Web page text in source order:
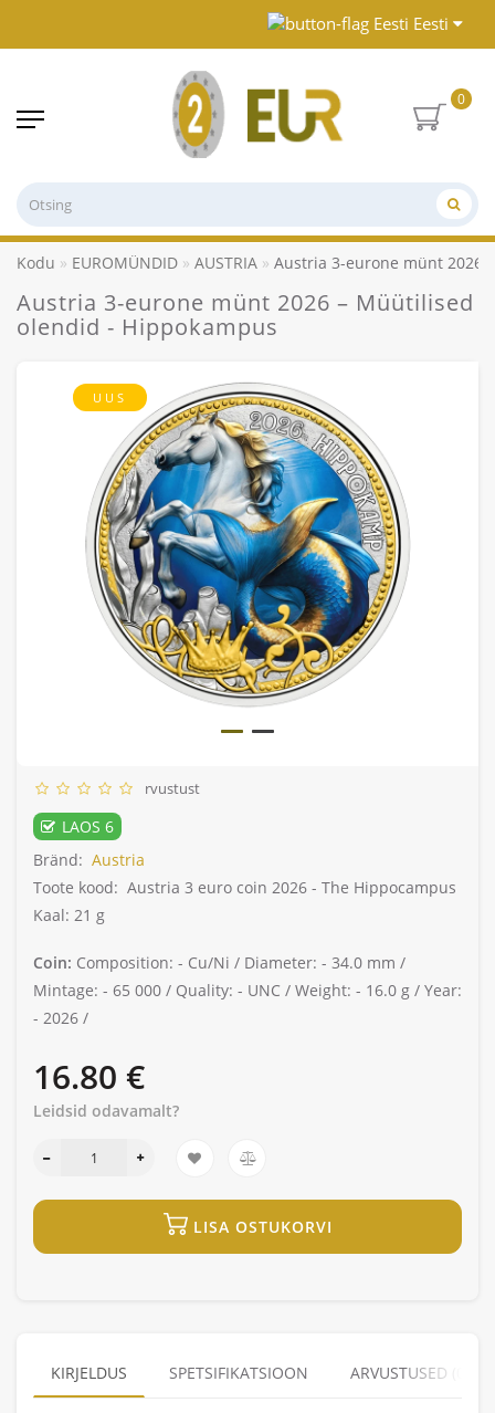
Eesti
0
Kodu EUROMÜNDID AUSTRIA Austria 3-eurone münt 2026
Austria 3-eurone münt 2026 – Müütilised
olendid - Hippokampus
UUS
rvustust
LAOS 6
Bränd: Austria
Toote kood: Austria 3 euro coin 2026 - The Hippocampus
Kaal: 21 g
Coin: Composition: - Cu/Ni / Diameter: - 34.0 mm /
Mintage: - 65 000 / Quality: - UNC / Weight: - 16.0 g / Year:
- 2026 /
16.80 €
Leidsid odavamalt?
LISA OSTUKORVI
KIRJELDUS SPETSIFIKATSIOON ARVUSTUSED (0)